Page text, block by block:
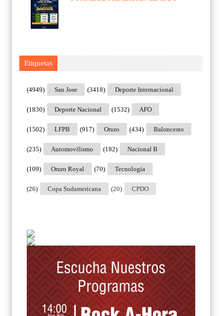
Etiquetas
San Jose
(4949) Deporte Internacional
(3418)
Deporte Nacional
(1830) AFO
(1532)
LFPB
(1502) Oruro
(917) Baloncesto
(434)
Automovilismo
(235) Nacional B
(182)
Oruro Royal
(109) Tecnologia
(70)
Copa Sudamericana
(26) CPDO
(20)